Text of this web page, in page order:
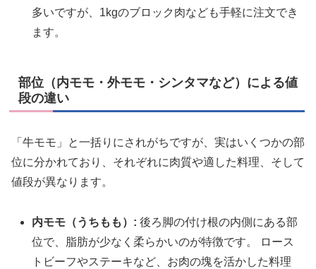
多いですが、1kgのブロック肉なども手軽に注文でき
ます。
部位（内モモ・外モモ・シンタマなど）による値
段の違い
「牛モモ」と一括りにされがちですが、実はいくつかの部
位に分かれており、それぞれに肉質や適した料理、そして
値段が異なります。
内モモ（うちもも）: 後ろ脚の付け根の内側にある部
位で、脂肪が少なく柔らかいのが特徴です。 ロース
トビーフやステーキなど、お肉の塊を活かした料理